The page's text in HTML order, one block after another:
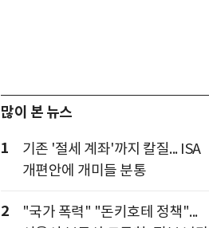
많이 본 뉴스
1
기존 '절세 계좌'까지 칼질... ISA
개편안에 개미들 분통
2
"국가 폭력" "돈키호테 정책"...